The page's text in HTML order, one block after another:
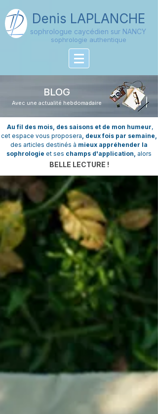
Denis LAPLANCHE
sophrologue caycédien sur NANCY
sophrologie authentique
BLOG
Avec une actualité hebdomadaire
Au fil des mois, des saisons et de mon humeur,
cet espace vous proposera, deux fois par semaine,
des articles destinés à mieux appréhender la
sophrologie et ses champs d'application, alors
BELLE LECTURE !